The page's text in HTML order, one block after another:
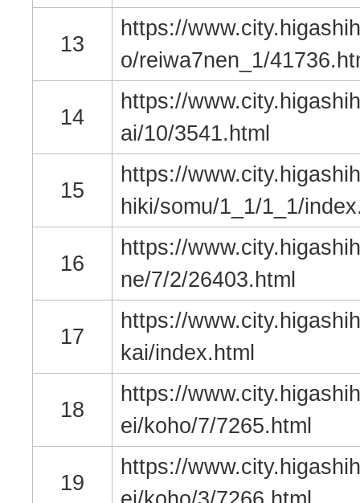
13
https://
o/reiwa7nen_1/
14
https://
ai/10/3541.html
15
https://
hiki/somu/1_1/1_1/
16
https://
ne/7/2/26403.html
17
https://
kai/index.html
18
https://
ei/koho/7/7265.html
19
https://